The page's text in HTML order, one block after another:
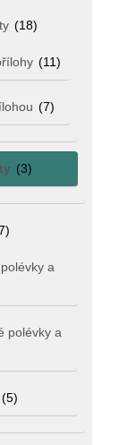
(18)
(11)
(7)
(3)
a
polévky a
(5)